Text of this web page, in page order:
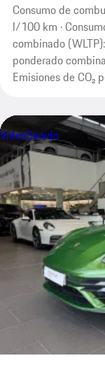
Consumo de
l/100 km ·
combinado
ponderado
Emisiones de CO₂
VídeoSonido